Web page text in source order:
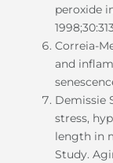
peroxide
Correia-
and
Demissie
stress,
length in
Study.